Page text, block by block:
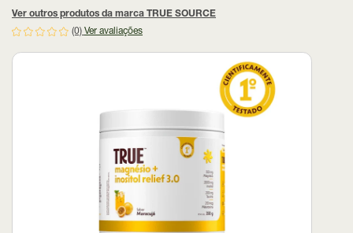
Ver outros produtos da marca TRUE SOURCE
(0) Ver avaliações